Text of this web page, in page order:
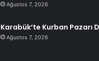
Ağustos 7, 2026
Karabük’te Kurban Pazarı
Ağustos 7, 2026